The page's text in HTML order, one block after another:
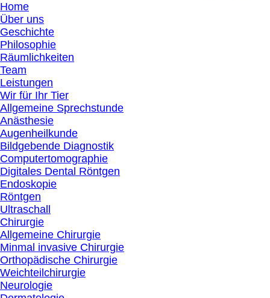
Home
Über uns
Geschichte
Philosophie
Räumlichkeiten
Team
Leistungen
Wir für Ihr Tier
Allgemeine Sprechstunde
Anästhesie
Augenheilkunde
Bildgebende Diagnostik
Computertomographie
Digitales Dental Röntgen
Endoskopie
Röntgen
Ultraschall
Chirurgie
Allgemeine Chirurgie
Minmal invasive Chirurgie
Orthopädische Chirurgie
Weichteilchirurgie
Neurologie